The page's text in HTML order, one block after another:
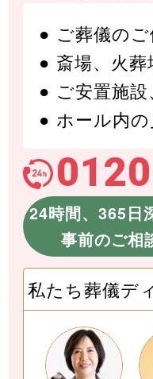
ご葬儀の
斎場、火
ご安置施
ホール内
24時間、365日
事前のご相
私たち葬儀デ